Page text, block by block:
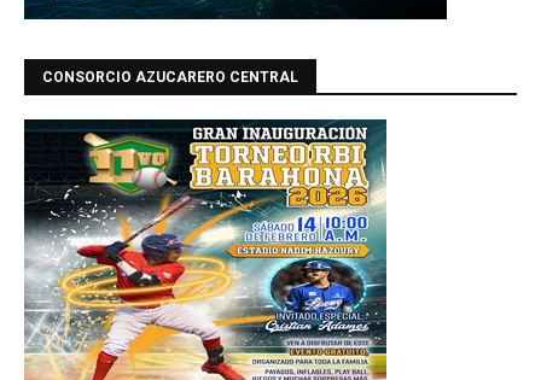
CONSORCIO AZUCARERO CENTRAL